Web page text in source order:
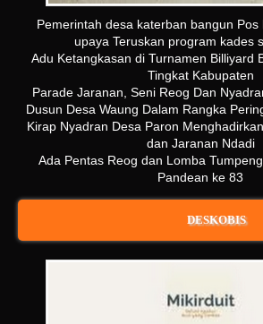
Pemerintah desa katerban bangun
upaya Teruskan program kades
Adu Ketangkasan di Turnamen Billiyard
Tingkat Kabupaten
Parade Jaranan, Seni Reog Dan
Dusun Desa Waung Dalam Rangka
Kirap Nyadran Desa Paron
dan Jaranan Ndadi
Ada Pentas Reog dan Lomba
Pandean ke 83
DESKOBIS